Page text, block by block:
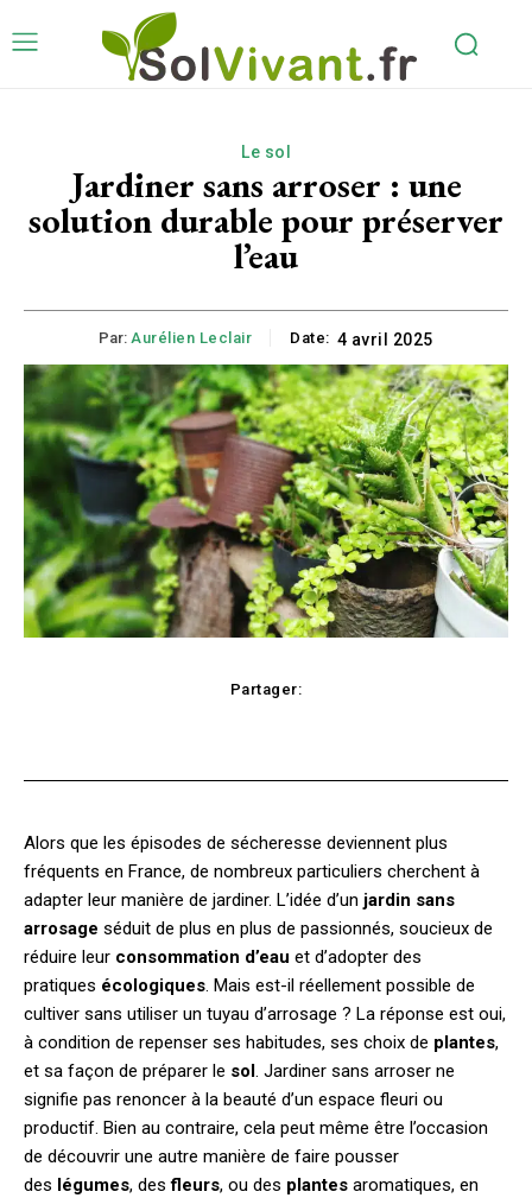
Le sol
Jardiner sans arroser : une
solution durable pour préserver
l’eau
Par: Aurélien Leclair Date: 4 avril 2025
Partager:
Alors que les épisodes de sécheresse deviennent plus
fréquents en France, de nombreux particuliers cherchent à
adapter leur manière de jardiner. L’idée d’un jardin sans
arrosage séduit de plus en plus de passionnés, soucieux de
réduire leur consommation d’eau et d’adopter des
pratiques écologiques. Mais est-il réellement possible de
cultiver sans utiliser un tuyau d’arrosage ? La réponse est oui,
à condition de repenser ses habitudes, ses choix de plantes,
et sa façon de préparer le sol. Jardiner sans arroser ne
signifie pas renoncer à la beauté d’un espace fleuri ou
productif. Bien au contraire, cela peut même être l’occasion
de découvrir une autre manière de faire pousser
des légumes, desfleurs, ou des plantes aromatiques, en